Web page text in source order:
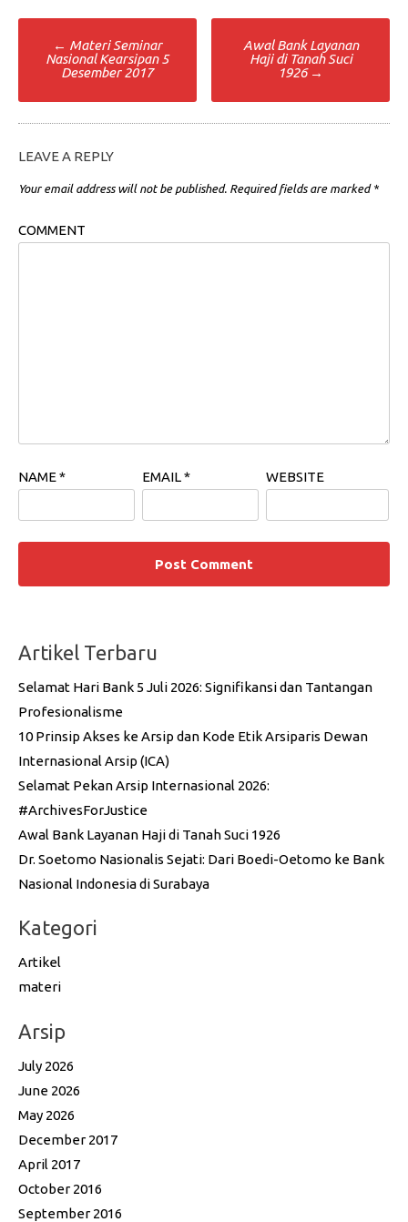
Post
navigation
← Materi Seminar
Nasional Kearsipan 5
Desember 2017
Awal Bank Layanan
Haji di Tanah Suci
1926 →
LEAVE A REPLY
Your email address will not be published. Required fields are marked *
COMMENT
NAME* EMAIL* WEBSITE
Artikel Terbaru
Selamat Hari Bank 5 Juli 2026: Signifikansi dan Tantangan
Profesionalisme
10 Prinsip Akses ke Arsip dan Kode Etik Arsiparis Dewan
Internasional Arsip (ICA)
Selamat Pekan Arsip Internasional 2026:
#ArchivesForJustice
Awal Bank Layanan Haji di Tanah Suci 1926
Dr. Soetomo Nasionalis Sejati: Dari Boedi-Oetomo ke Bank
Nasional Indonesia di Surabaya
Kategori
Artikel
materi
Arsip
July 2026
June 2026
May 2026
December 2017
April 2017
October 2016
September 2016